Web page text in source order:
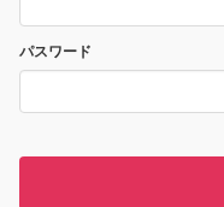
パスワード